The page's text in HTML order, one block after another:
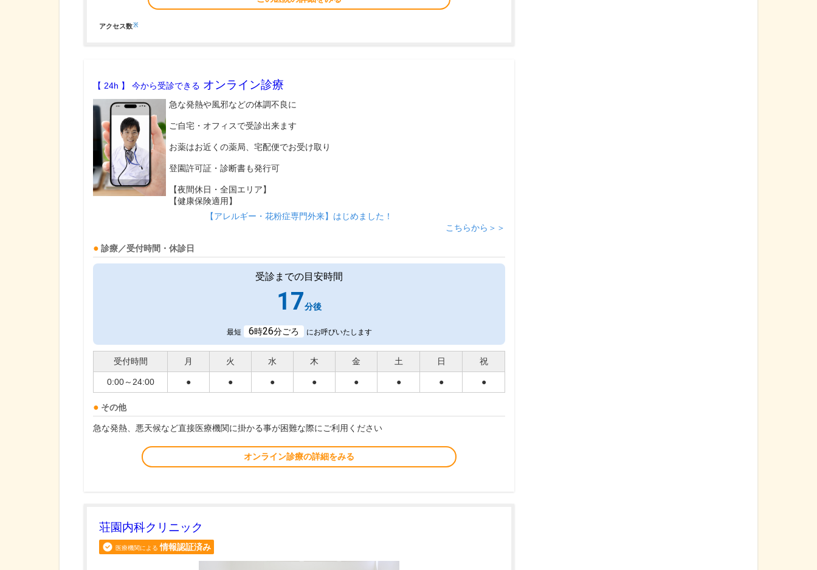
アクセス数※
【 24h 】 今から受診できる オンライン診療
急な発熱や風邪などの体調不良に
ご自宅・オフィスで受診出来ます
お薬はお近くの薬局、宅配便でお受け取り
登園許可証・診断書も発行可
【夜間休日・全国エリア】
【健康保険適用】
【アレルギー・花粉症専門外来】はじめました！
こちらから＞＞
診療／受付時間・休診日
受診までの目安時間
17分後
最短 6時26分ごろ にお呼びいたします
受付時間 月 火 水 木 金 土 日 祝
0:00～24:00 ● ● ● ● ● ● ● ●
その他
急な発熱、悪天候など直接医療機関に掛かる事が困難な際にご利用ください
オンライン診療の詳細をみる
荘園内科クリニック
医療機関による 情報認証済み